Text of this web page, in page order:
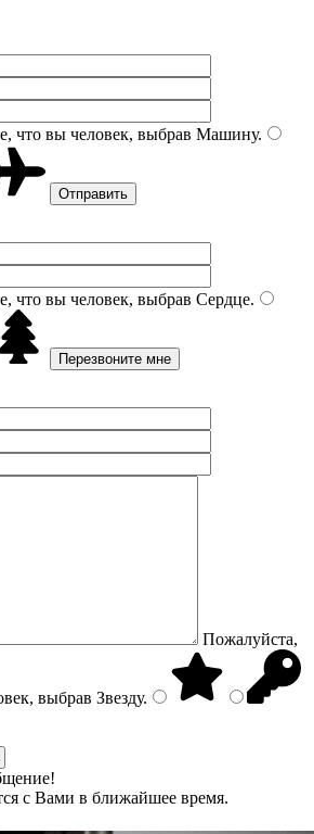
что вы человек, выбрав Машину.
что вы человек, выбрав Сердце.
Пожалуйста,
выбрав Звезду.
с Вами в ближайшее время.